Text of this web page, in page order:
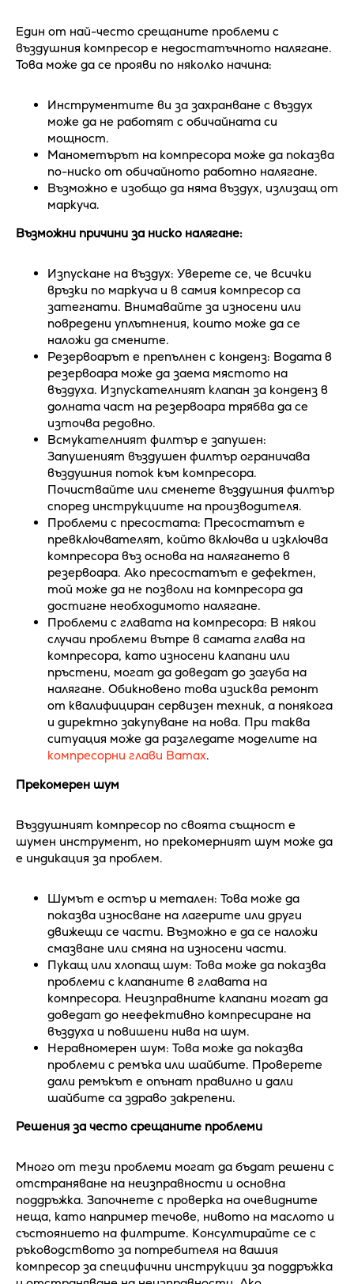
Един от най-често срещаните проблеми с
въздушния компресор е недостатъчното налягане.
Това може да се прояви по няколко начина:
Инструментите ви за захранване с въздух
може да не работят с обичайната си
мощност.
Манометърът на компресора може да показва
по-ниско от обичайното работно налягане.
Възможно е изобщо да няма въздух, излизащ от
маркуча.
Възможни причини за ниско налягане:
Изпускане на въздух: Уверете се, че всички
връзки по маркуча и в самия компресор са
затегнати. Внимавайте за износени или
повредени уплътнения, които може да се
наложи да смените.
Резервоарът е препълнен с конденз: Водата в
резервоара може да заема мястото на
въздуха. Изпускателният клапан за конденз в
долната част на резервоара трябва да се
източва редовно.
Всмукателният филтър е запушен:
Запушеният въздушен филтър ограничава
въздушния поток към компресора.
Почиствайте или сменете въздушния филтър
според инструкциите на производителя.
Проблеми с пресостата: Пресостатът е
превключвателят, който включва и изключва
компресора въз основа на налягането в
резервоара. Ако пресостатът е дефектен,
той може да не позволи на компресора да
достигне необходимото налягане.
Проблеми с главата на компресора: В някои
случаи проблеми вътре в самата глава на
компресора, като износени клапани или
пръстени, могат да доведат до загуба на
налягане. Обикновено това изисква ремонт
от квалифициран сервизен техник, а понякога
и директно закупуване на нова. При таква
ситуация може да разгледате моделите на
компресорни глави Bamax.
Прекомерен шум
Въздушният компресор по своята същност е
шумен инструмент, но прекомерният шум може да
е индикация за проблем.
Шумът е остър и метален: Това може да
показва износване на лагерите или други
движещи се части. Възможно е да се наложи
смазване или смяна на износени части.
Пукащ или хлопащ шум: Това може да показва
проблеми с клапаните в главата на
компресора. Неизправните клапани могат да
доведат до неефективно компресиране на
въздуха и повишени нива на шум.
Неравномерен шум: Това може да показва
проблеми с ремъка или шайбите. Проверете
дали ремъкът е опънат правилно и дали
шайбите са здраво закрепени.
Решения за често срещаните проблеми
Много от тези проблеми могат да бъдат решени с
отстраняване на неизправности и основна
поддръжка. Започнете с проверка на очевидните
неща, като например течове, нивото на маслото и
състоянието на филтрите. Консултирайте се с
ръководството за потребителя на вашия
компресор за специфични инструкции за поддръжка